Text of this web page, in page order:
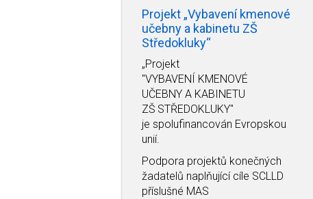
Projekt „Vybavení kmenové
učebny a kabinetu ZŠ
Středokluky“
„Projekt
"VYBAVENÍ KMENOVÉ
UČEBNY A KABINETU
ZŠ STŘEDOKLUKY"
je spolufinancován Evropskou
unií.
Podpora projektů konečných
žadatelů naplňující cíle SCLLD
příslušné MAS